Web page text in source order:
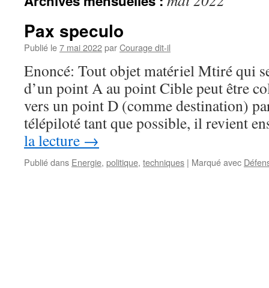
Pax speculo
Publié le7 mai 2022parCourage dit-il
Enoncé: Tout objet matériel Mtiré qui
d’un point A au point Cible peut être
vers un point D (comme destination)
télépiloté tant que possible, il revient
la lecture →
Publié dans Energie, politique, techniques | Marqué avec